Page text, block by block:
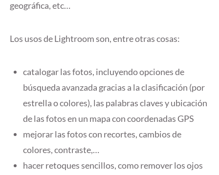
geográfica, etc…
Los usos de Lightroom son, entre otras cosas:
catalogar las fotos, incluyendo opciones de
búsqueda avanzada gracias a la clasificación (por
estrella o colores), las palabras claves y ubicación
de las fotos en un mapa con coordenadas GPS
mejorar las fotos con recortes, cambios de
colores, contraste,…
hacer retoques sencillos, como remover los ojos